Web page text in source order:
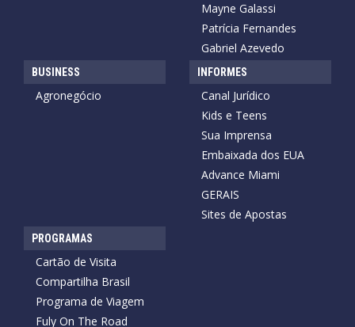
Mayne Galassi
Patrícia Fernandes
Gabriel Azevedo
BUSINESS
Agronegócio
INFORMES
Canal Jurídico
Kids e Teens
Sua Imprensa
Embaixada dos EUA
Advance Miami
GERAIS
Sites de Apostas
PROGRAMAS
Cartão de Visita
Compartilha Brasil
Programa de Viagem
Fuly On The Road